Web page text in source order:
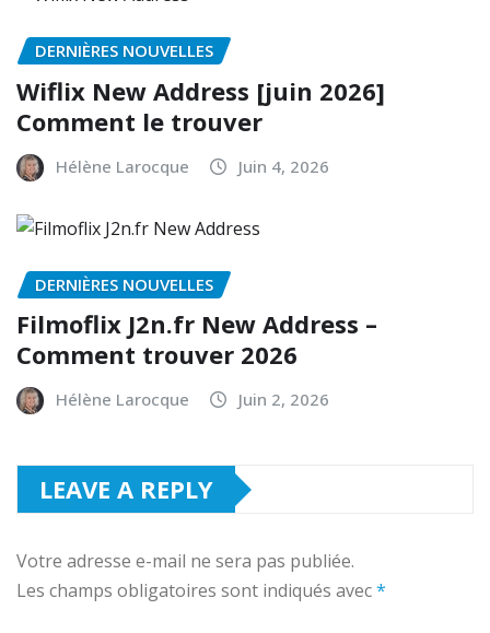
DERNIÈRES NOUVELLES
Wiflix New Address [juin 2026]
Comment le trouver
Hélène Larocque Juin 4, 2026
DERNIÈRES NOUVELLES
Filmoflix J2n.fr New Address –
Comment trouver 2026
Hélène Larocque Juin 2, 2026
LEAVE A REPLY
Votre adresse e-mail ne sera pas publiée.
Les champs obligatoires sont indiqués avec*